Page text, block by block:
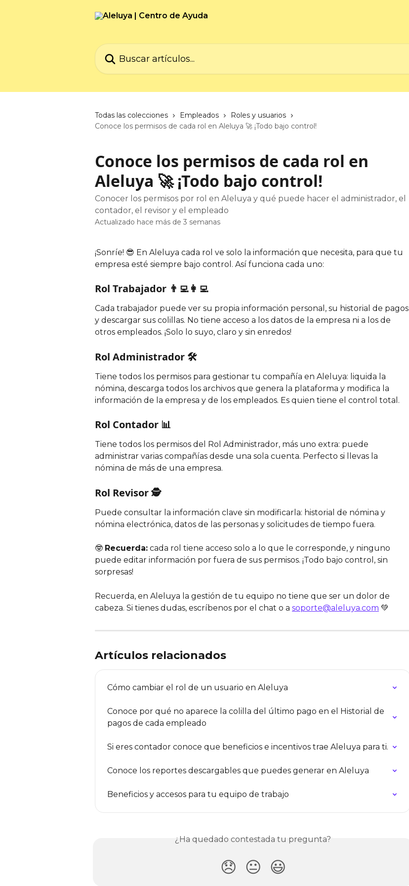
Buscar artículos...
Todas las colecciones Empleados
Roles y usuarios
Conoce los permisos de cada rol en Aleluya 🚀 ¡Todo bajo control!
Conoce los permisos de cada rol en
Aleluya 🚀 ¡Todo bajo control!
Conocer los permisos por rol en Aleluya y qué puede hacer el administrador, el
contador, el revisor y el empleado
Actualizado hace más de 3 semanas
¡Sonríe! 😎 En Aleluya cada rol ve solo la información que necesita, para que tu
empresa esté siempre bajo control. Así funciona cada uno:
Rol Trabajador 👨‍💻👩‍💻
Cada trabajador puede ver su propia información personal, su historial de pagos
y descargar sus colillas. No tiene acceso a los datos de la empresa ni a los de
otros empleados. ¡Solo lo suyo, claro y sin enredos!
Rol Administrador 🛠️
Tiene todos los permisos para gestionar tu compañía en Aleluya: liquida la
nómina, descarga todos los archivos que genera la plataforma y modifica la
información de la empresa y de los empleados. Es quien tiene el control total.
Rol Contador 📊
Tiene todos los permisos del Rol Administrador, más uno extra: puede
administrar varias compañías desde una sola cuenta. Perfecto si llevas la
nómina de más de una empresa.
Rol Revisor 🕵️
Puede consultar la información clave sin modificarla: historial de nómina y
nómina electrónica, datos de las personas y solicitudes de tiempo fuera.
🤓 Recuerda: cada rol tiene acceso solo a lo que le corresponde, y ninguno
puede editar información por fuera de sus permisos. ¡Todo bajo control, sin
sorpresas!
Recuerda, en Aleluya la gestión de tu equipo no tiene que ser un dolor de
cabeza. Si tienes dudas, escríbenos por el chat o a soporte@aleluya.com 💚
Artículos relacionados
Cómo cambiar el rol de un usuario en Aleluya
Conoce por qué no aparece la colilla del último pago en el Historial de
pagos de cada empleado
Si eres contador conoce que beneficios e incentivos trae Aleluya para ti.
Conoce los reportes descargables que puedes generar en Aleluya
Beneficios y accesos para tu equipo de trabajo
¿Ha quedado contestada tu pregunta?
😞 😐 😃